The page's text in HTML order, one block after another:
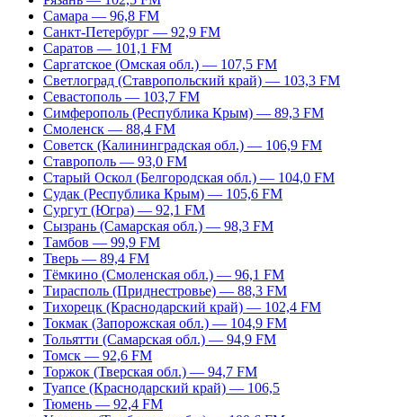
Самара — 96,8 FM
Санкт-Петербург — 92,9 FM
Саратов — 101,1 FM
Саргатское (Омская обл.) — 107,5 FM
Светлоград (Ставропольский край) — 103,3 FM
Севастополь — 103,7 FM
Симферополь (Республика Крым) — 89,3 FM
Смоленск — 88,4 FM
Советск (Калининградская обл.) — 106,9 FM
Ставрополь — 93,0 FM
Старый Оскол (Белгородская обл.) — 104,0 FM
Судак (Республика Крым) — 105,6 FM
Сургут (Югра) — 92,1 FM
Сызрань (Самарская обл.) — 98,3 FM
Тамбов — 99,9 FM
Тверь — 89,4 FM
Тёмкино (Смоленская обл.) — 96,1 FM
Тирасполь (Приднестровье) — 88,3 FM
Тихорецк (Краснодарский край) — 102,4 FM
Токмак (Запорожская обл.) — 104,9 FM
Тольятти (Самарская обл.) — 94,9 FM
Томск — 92,6 FM
Торжок (Тверская обл.) — 94,7 FM
Туапсе (Краснодарский край) — 106,5
Тюмень — 92,4 FM